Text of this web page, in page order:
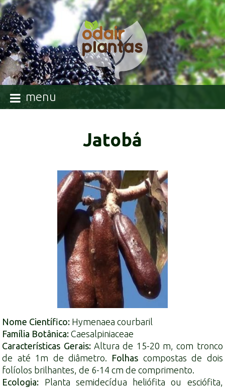
menu
Jatobá
Nome Científico: Hymenaea courbaril
Família Botânica:Caesalpiniaceae
Características Gerais:Altura de 15-20 m, com tronco
de até 1m de diâmetro. Folhas compostas de dois
folíolos brilhantes, de 6-14 cm de comprimento.
Ecologia: Planta semidecídua heliófita ou esciófita,